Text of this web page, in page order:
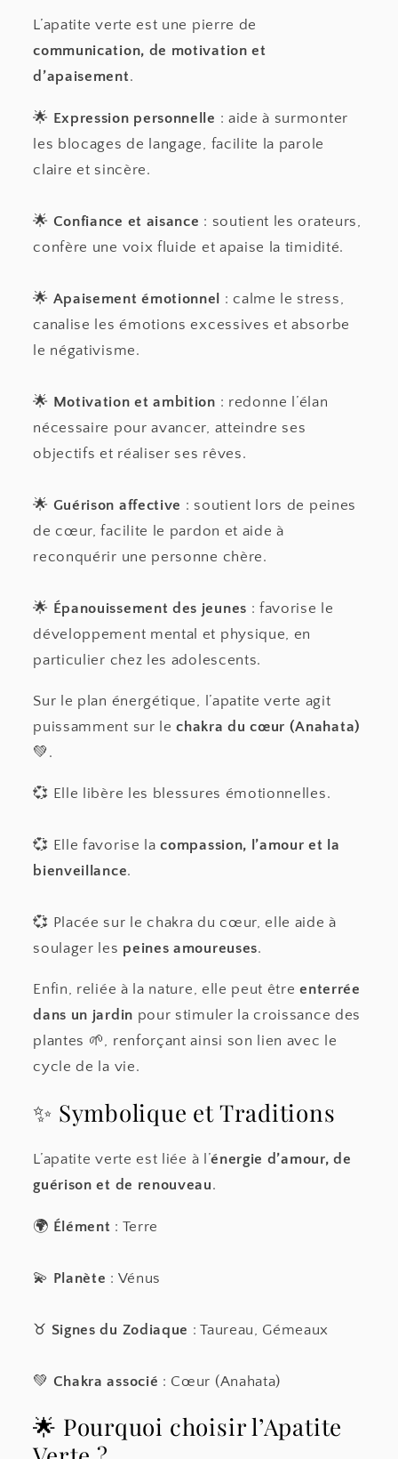
L’apatite verte est une pierre de
communication, de motivation et
d’apaisement.
🌟 Expression personnelle : aide à surmonter
les blocages de langage, facilite la parole
claire et sincère.
🌟 Confiance et aisance : soutient les orateurs,
confère une voix fluide et apaise la timidité.
🌟 Apaisement émotionnel : calme le stress,
canalise les émotions excessives et absorbe
le négativisme.
🌟 Motivation et ambition : redonne l’élan
nécessaire pour avancer, atteindre ses
objectifs et réaliser ses rêves.
🌟 Guérison affective : soutient lors de peines
de cœur, facilite le pardon et aide à
reconquérir une personne chère.
🌟 Épanouissement des jeunes : favorise le
développement mental et physique, en
particulier chez les adolescents.
Sur le plan énergétique, l’apatite verte agit
puissamment sur lechakra du cœur (Anahata)
💚.
💞 Elle libère les blessures émotionnelles.
💞 Elle favorise lacompassion, l’amour et la
bienveillance.
💞 Placée sur le chakra du cœur, elle aide à
soulager les peines amoureuses.
Enfin, reliée à la nature, elle peut êtreenterrée
dans un jardin pour stimuler la croissance des
plantes 🌱, renforçant ainsi son lien avec le
cycle de la vie.
✨ Symbolique et Traditions
L’apatite verte est liée à l’énergie d’amour, de
guérison et de renouveau.
🌍 Élément : Terre
💫 Planète : Vénus
♉ Signes du Zodiaque : Taureau, Gémeaux
💚 Chakra associé : Cœur (Anahata)
🌟 Pourquoi choisir l’Apatite